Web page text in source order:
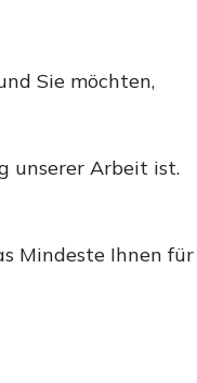
Sie möchten,
unserer Arbeit ist.
Mindeste Ihnen für